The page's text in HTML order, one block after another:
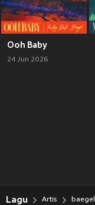
Ooh Baby
24 Jun 2026
Lagu Artis baegel